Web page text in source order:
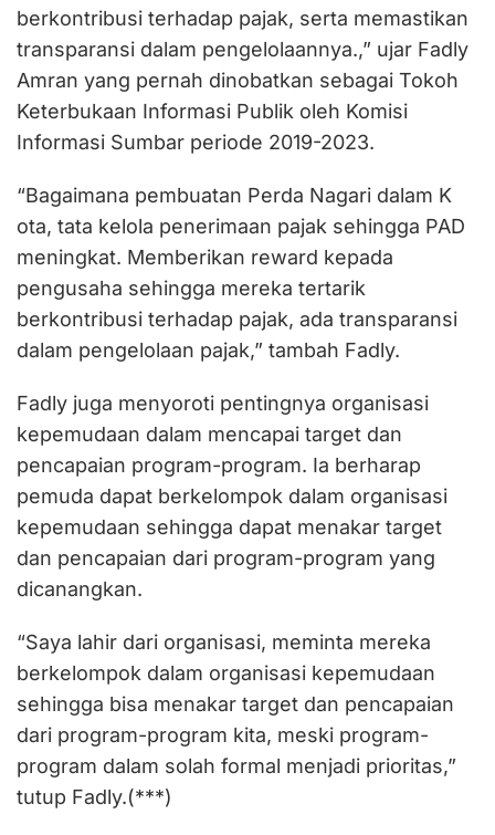
berkontribusi terhadap pajak, serta memastikan
transparansi dalam pengelolaannya.,” ujar Fadly
Amran yang pernah dinobatkan sebagai Tokoh
Keterbukaan Informasi Publik oleh Komisi
Informasi Sumbar periode 2019-2023.
“Bagaimana pembuatan Perda Nagari dalam K
ota, tata kelola penerimaan pajak sehingga PAD
meningkat. Memberikan reward kepada
pengusaha sehingga mereka tertarik
berkontribusi terhadap pajak, ada transparansi
dalam pengelolaan pajak,” tambah Fadly.
Fadly juga menyoroti pentingnya organisasi
kepemudaan dalam mencapai target dan
pencapaian program-program. Ia berharap
pemuda dapat berkelompok dalam organisasi
kepemudaan sehingga dapat menakar target
dan pencapaian dari program-program yang
dicanangkan.
“Saya lahir dari organisasi, meminta mereka
berkelompok dalam organisasi kepemudaan
sehingga bisa menakar target dan pencapaian
dari program-program kita, meski program-
program dalam solah formal menjadi prioritas,”
tutup Fadly.(***)